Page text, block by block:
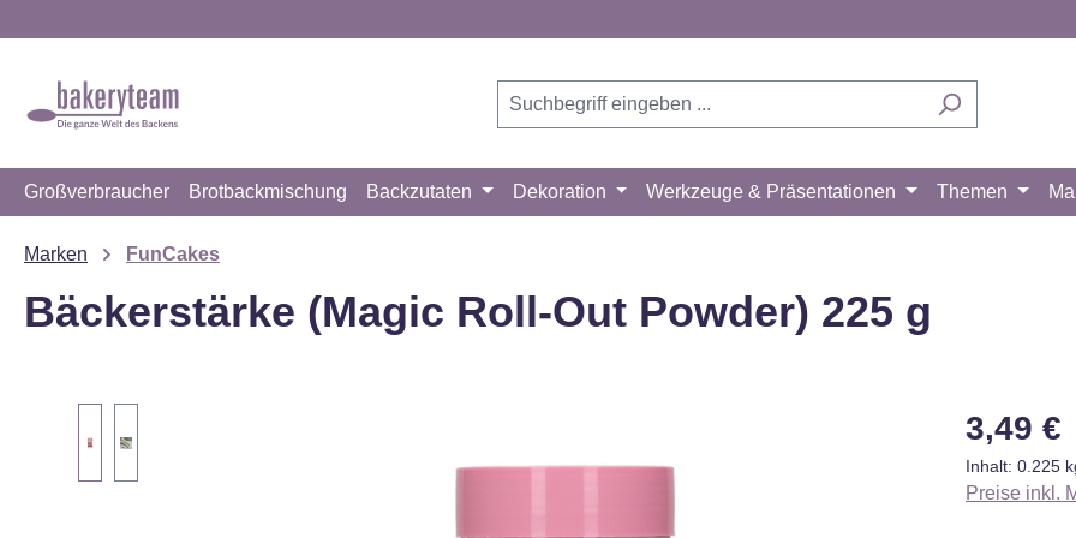
Großverbraucher Brotbackmischung Backzutaten Dekoration Werkzeuge & Präsentationen Themen
Marken FunCakes
Bäckerstärke (Magic Roll-Out Powder) 225 g
Regulärer
3,49 €
Inhalt: 0.225
Preise inkl.